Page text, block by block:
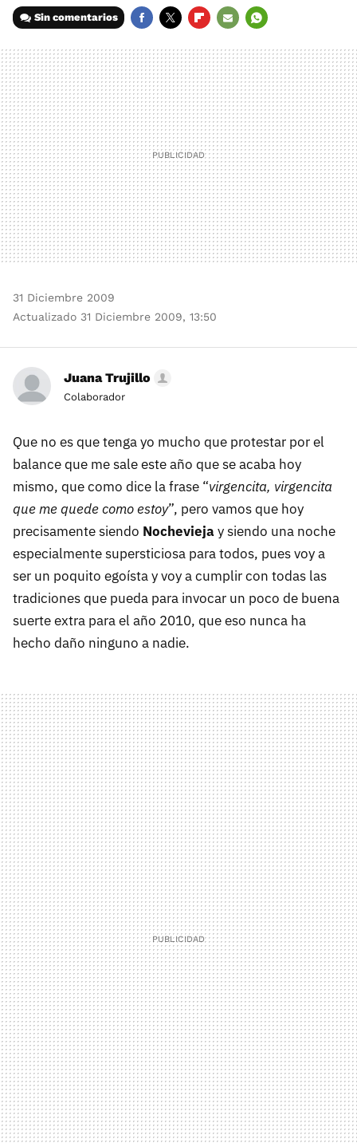
Sin comentarios
MAIL
31 Diciembre 2009
Actualizado 31 Diciembre 2009, 13:50
Juana Trujillo
Colaborador
Que no es que tenga yo mucho que protestar por el
balance que me sale este año que se acaba hoy
mismo, que como dice la frase “virgencita, virgencita
que me quede como estoy”, pero vamos que hoy
precisamente siendo Nocheviejay siendo una noche
especialmente supersticiosa para todos, pues voy a
ser un poquito egoísta y voy a cumplir con todas las
tradiciones que pueda para invocar un poco de buena
suerte extra para el año 2010, que eso nunca ha
hecho daño ninguno a nadie.